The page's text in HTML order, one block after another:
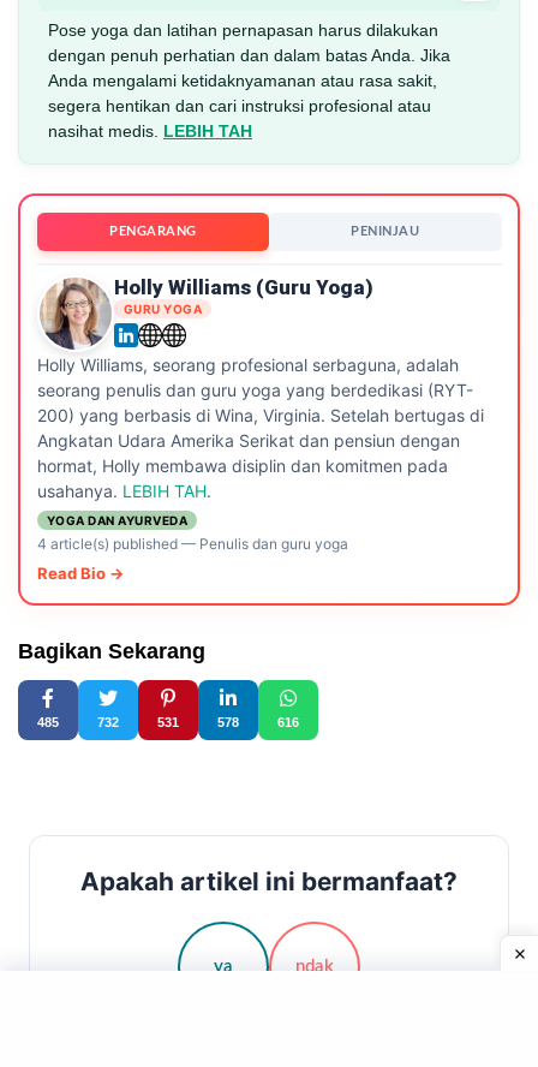
Pose yoga dan latihan pernapasan harus dilakukan
dengan penuh perhatian dan dalam batas Anda. Jika
Anda mengalami ketidaknyamanan atau rasa sakit,
segera hentikan dan cari instruksi profesional atau
nasihat medis. LEBIH TAH
PENGARANG PENINJAU
Holly Williams (Guru Yoga)
GURU YOGA
Holly Williams, seorang profesional serbaguna, adalah
seorang penulis dan guru yoga yang berdedikasi (RYT-
200) yang berbasis di Wina, Virginia. Setelah bertugas di
Angkatan Udara Amerika Serikat dan pensiun dengan
hormat, Holly membawa disiplin dan komitmen pada
usahanya. LEBIH TAH.
YOGA DAN AYURVEDA
4 article(s) published— Penulis dan guru yoga
Read Bio →
Bagikan Sekarang
485 732 531 578 616
Apakah artikel ini bermanfaat?
ya ndak